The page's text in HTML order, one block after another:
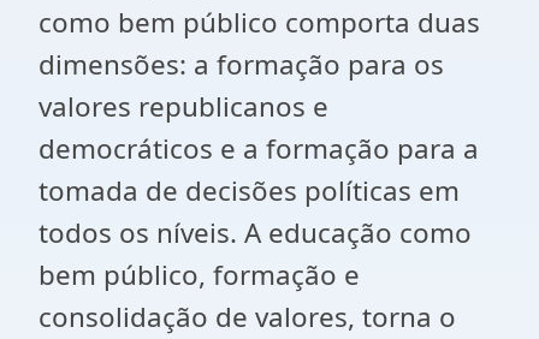
como bem público comporta duas
dimensões: a formação para os
valores republicanos e
democráticos e a formação para a
tomada de decisões políticas em
todos os níveis. A educação como
bem público, formação e
consolidação de valores, torna o